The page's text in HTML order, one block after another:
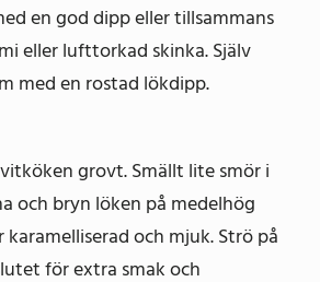
en god dipp eller tillsammans
eller lufttorkad skinka. Själv
med en rostad lökdipp.
grovt. Smällt lite smör i
och bryn löken på medelhög
och mjuk. Strö på
för extra smak och